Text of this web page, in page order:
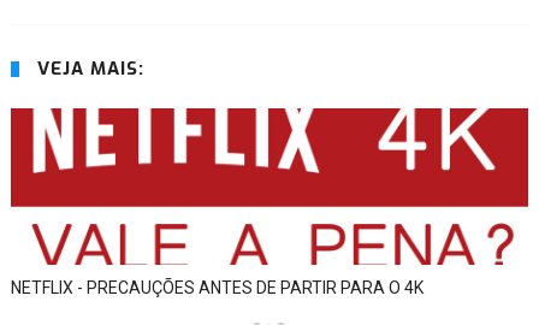
VEJA MAIS:
NETFLIX - PRECAUÇÕES ANTES DE PARTIR PARA O 4K